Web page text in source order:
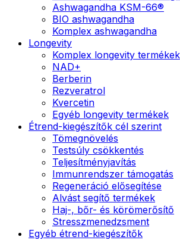
Ashwagandha KSM-66®
BIO ashwagandha
Komplex ashwagandha
Longevity
Komplex longevity termékek
NAD+
Berberin
Rezveratrol
Kvercetin
Egyéb longevity termékek
Étrend-kiegészítők cél szerint
Tömegnövelés
Testsúly csökkentés
Teljesítményjavítás
Immunrendszer támogatás
Regeneráció elősegítése
Alvást segítő termékek
Haj-, bőr- és körömerősítő
Stresszmenedzsment
Egyéb étrend-kiegészítők